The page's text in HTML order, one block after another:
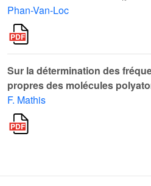
Phan-Van-Loc
Sur la détermination des
propres des molécules
F. Mathis